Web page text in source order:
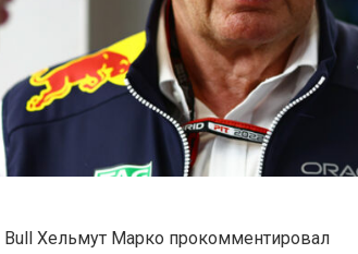
Bull Хельмут Марко прокомментировал